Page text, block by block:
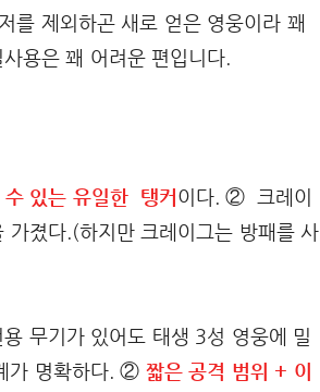
를 제외하곤 새로 얻은 영웅이라 꽤
용은 꽤 어려운 편입니다.
있는 유일한 탱커 이다. ② 크레이
가졌다.(하지만 크레이그는 방패를 사
무기가 있어도 태생 3성 영웅에 밀
가 명확하다. ② 짧은 공격 범위 + 이